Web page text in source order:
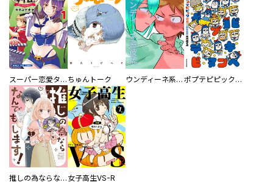
スーパー恋愛タイム！～現場でドＳな彼女は自宅でデレる～ ちゅんトーク ウンディーネ系彼氏 ポプテピピック SEASON EIGHT
推しの為ならなんでもします！ 女子高生VS-R